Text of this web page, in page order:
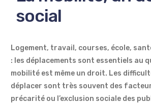
social
Logement, travail, courses, école,
: les déplacements sont essentiels au
mobilité est même un droit. Les
déplacer sont très souvent des
précarité ou l’exclusion sociale des